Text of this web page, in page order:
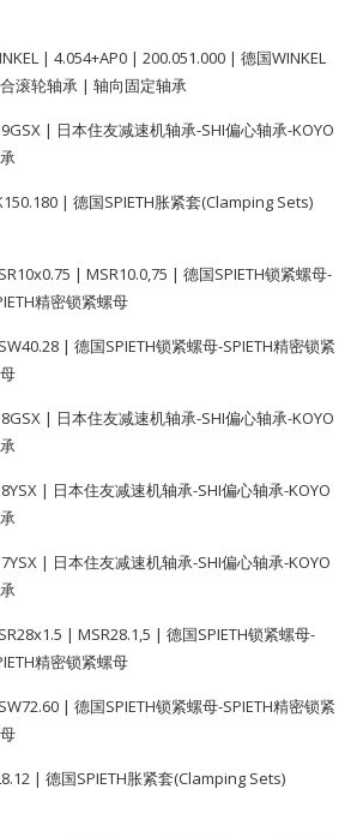
| 4.054+AP0 | 200.051.000 | 德国WINKEL
滚轮轴承 | 轴向固定轴承
| 日本住友减速机轴承-SHI偏心轴承-KOYO
| 德国SPIETH胀紧套(Clamping Sets)
| MSR10.0,75 | 德国SPIETH锁紧螺母-
精密锁紧螺母
| 德国SPIETH锁紧螺母-SPIETH精密锁紧
| 日本住友减速机轴承-SHI偏心轴承-KOYO
| 日本住友减速机轴承-SHI偏心轴承-KOYO
| 日本住友减速机轴承-SHI偏心轴承-KOYO
| MSR28.1,5 | 德国SPIETH锁紧螺母-
精密锁紧螺母
| 德国SPIETH锁紧螺母-SPIETH精密锁紧
| 德国SPIETH胀紧套(Clamping Sets)